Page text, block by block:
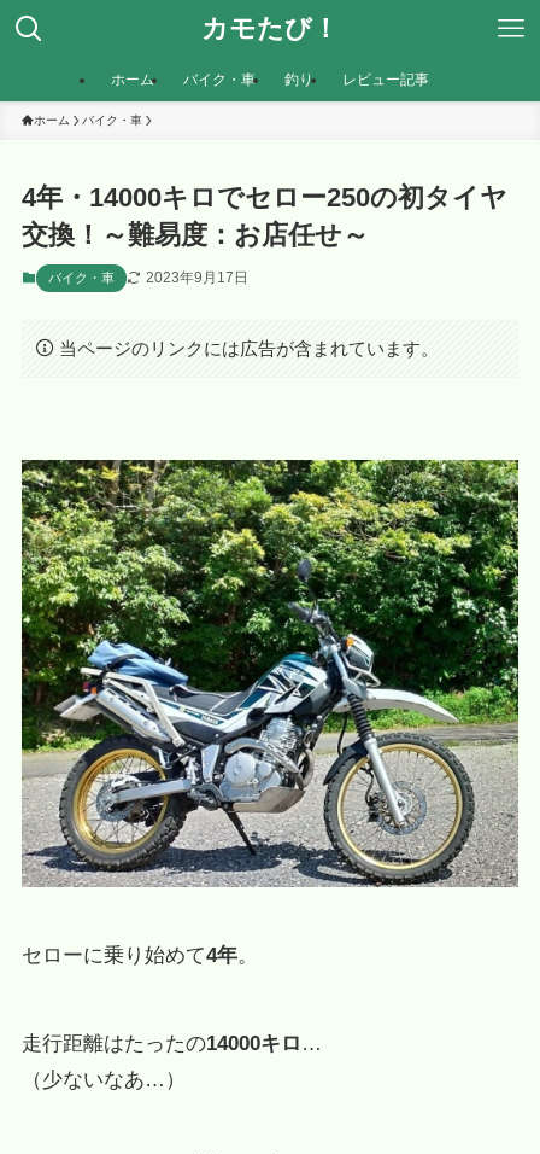
カモたび！
ホーム バイク・車 釣り レビュー記事
ホーム バイク・車
4年・14000キロでセロー250の初タイヤ
交換！～難易度：お店任せ～
バイク・車 2023年9月17日
当ページのリンクには広告が含まれています。
セローに乗り始めて4年。
走行距離はたったの14000キロ …
（少ないなあ…）